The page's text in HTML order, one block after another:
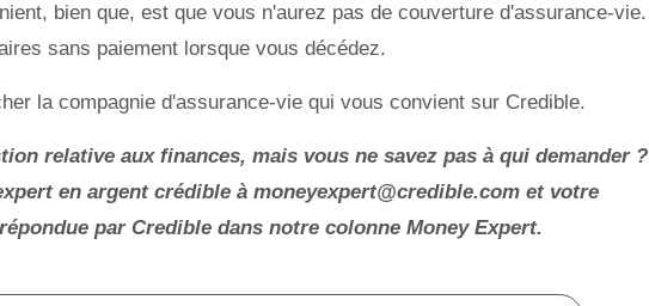
bien que, est que vous n'aurez pas de couverture d'assurance-vie.
sans paiement lorsque vous décédez.
la compagnie d'assurance-vie qui vous convient sur Credible.
relative aux finances, mais vous ne savez pas à qui demander ?
en argent crédible à moneyexpert@credible.com et votre
par Credible dans notre colonne Money Expert.